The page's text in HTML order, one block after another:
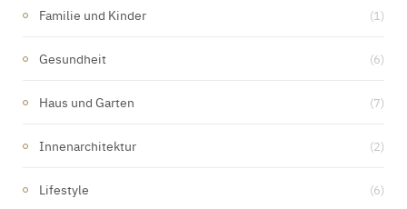
Familie und Kinder (1)
Gesundheit (6)
Haus und Garten (7)
Innenarchitektur (2)
Lifestyle (6)